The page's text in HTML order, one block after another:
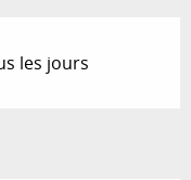
les jours